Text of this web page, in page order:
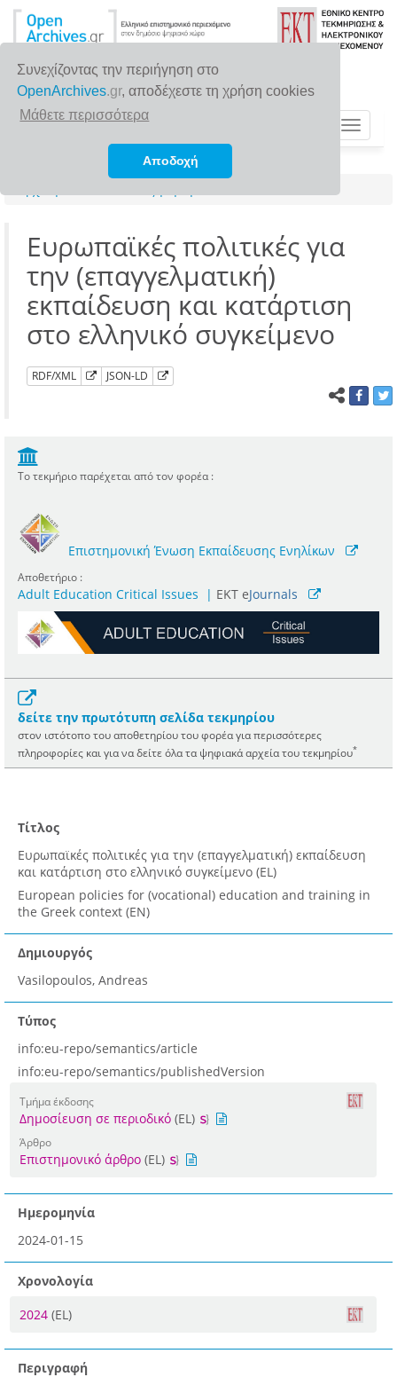
Συνεχίζοντας την περιήγηση στο
OpenArchives.gr, αποδέχεστε τη χρήση cookies
Μάθετε περισσότερα
Αποδοχή
Toggle
Ευρωπαϊκές πολιτικές για
την (επαγγελματική)
εκπαίδευση και κατάρτιση
στο ελληνικό συγκείμενο
RDF/XML JSON-LD
Το τεκμήριο παρέχεται από τον φορέα :
Επιστημονική Ένωση Εκπαίδευσης Ενηλίκων
Αποθετήριο :
Adult Education Critical Issues | ΕΚΤ eJournals
δείτε την πρωτότυπη σελίδα τεκμηρίου
στον ιστότοπο του αποθετηρίου του φορέα για περισσότερες
πληροφορίες και για να δείτε όλα τα ψηφιακά αρχεία του τεκμηρίου*
Τίτλος
Ευρωπαϊκές πολιτικές για την (επαγγελματική) εκπαίδευση
και κατάρτιση στο ελληνικό συγκείμενο (EL)
European policies for (vocational) education and training in
the Greek context (EN)
Δημιουργός
Vasilopoulos, Andreas
Τύπος
info:eu-repo/semantics/article
info:eu-repo/semantics/publishedVersion
Τμήμα έκδοσης
Δημοσίευση σε περιοδικό (EL)
Άρθρο
Επιστημονικό άρθρο (EL)
Ημερομηνία
2024-01-15
Χρονολογία
2024 (EL)
Περιγραφή